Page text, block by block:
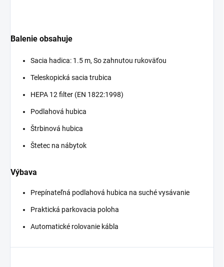
Balenie obsahuje
Sacia hadica: 1.5 m, So zahnutou rukoväťou
Teleskopická sacia trubica
HEPA 12 filter (EN 1822:1998)
Podlahová hubica
Štrbinová hubica
Štetec na nábytok
Výbava
Prepínateľná podlahová hubica na suché vysávanie
Praktická parkovacia poloha
Automatické rolovanie kábla